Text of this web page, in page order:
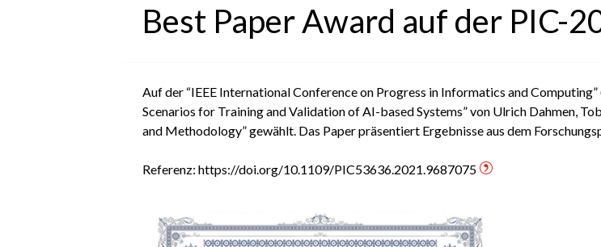
Best Paper Award auf der PIC-
Auf der “IEEE International Conference on Progress in Informatics and
Scenarios for Training and Validation of AI-based Systems” von Ulrich Dahmen,
and Methodology” gewählt. Das Paper präsentiert Ergebnisse aus dem
Referenz: https://doi.org/10.1109/PIC53636.2021.9687075